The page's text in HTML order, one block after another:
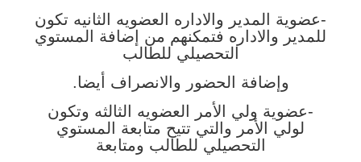
-عضوية المدير والاداره العضويه الثانيه تكون
للمدير والاداره فتمكنهم من إضافة المستوي
التحصيلي للطالب
وإضافة الحضور والانصراف أيضا.
-عضوية ولي الأمر العضويه الثالثه وتكون
لولي الأمر والتي تتيح متابعة المستوي
التحصيلي للطالب ومتابعة